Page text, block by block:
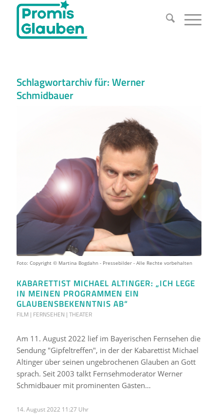
Schlagwortarchiv für:Werner
Schmidbauer
Foto: Copyright © Martina Bogdahn - Pressebilder - Alle Rechte vorbehalten
KABARETTIST MICHAEL ALTINGER: „ICH LEGE
IN MEINEN PROGRAMMEN EIN
GLAUBENSBEKENNTNIS AB“
FILM | FERNSEHEN | THEATER
Am 11. August 2022 lief im Bayerischen Fernsehen die
Sendung "Gipfeltreffen", in der der Kabarettist Michael
Altinger über seinen ungebrochenen Glauben an Gott
sprach. Seit 2003 talkt Fernsehmoderator Werner
Schmidbauer mit prominenten Gästen…
14. August 2022 11:27 Uhr